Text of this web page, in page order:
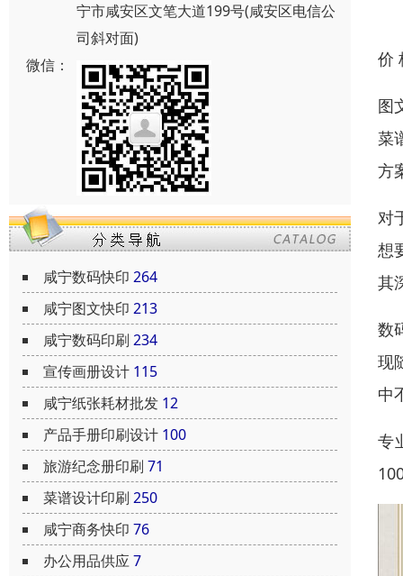
宁市咸安区文笔大道199号(咸安区电信公
司斜对面)
微信：
咸宁数码快印 264
咸宁图文快印 213
咸宁数码印刷 234
宣传画册设计 115
咸宁纸张耗材批发 12
产品手册印刷设计 100
旅游纪念册印刷 71
菜谱设计印刷 250
咸宁商务快印 76
办公用品供应7
价
图
菜
方
对
想
其
数
现
中
专